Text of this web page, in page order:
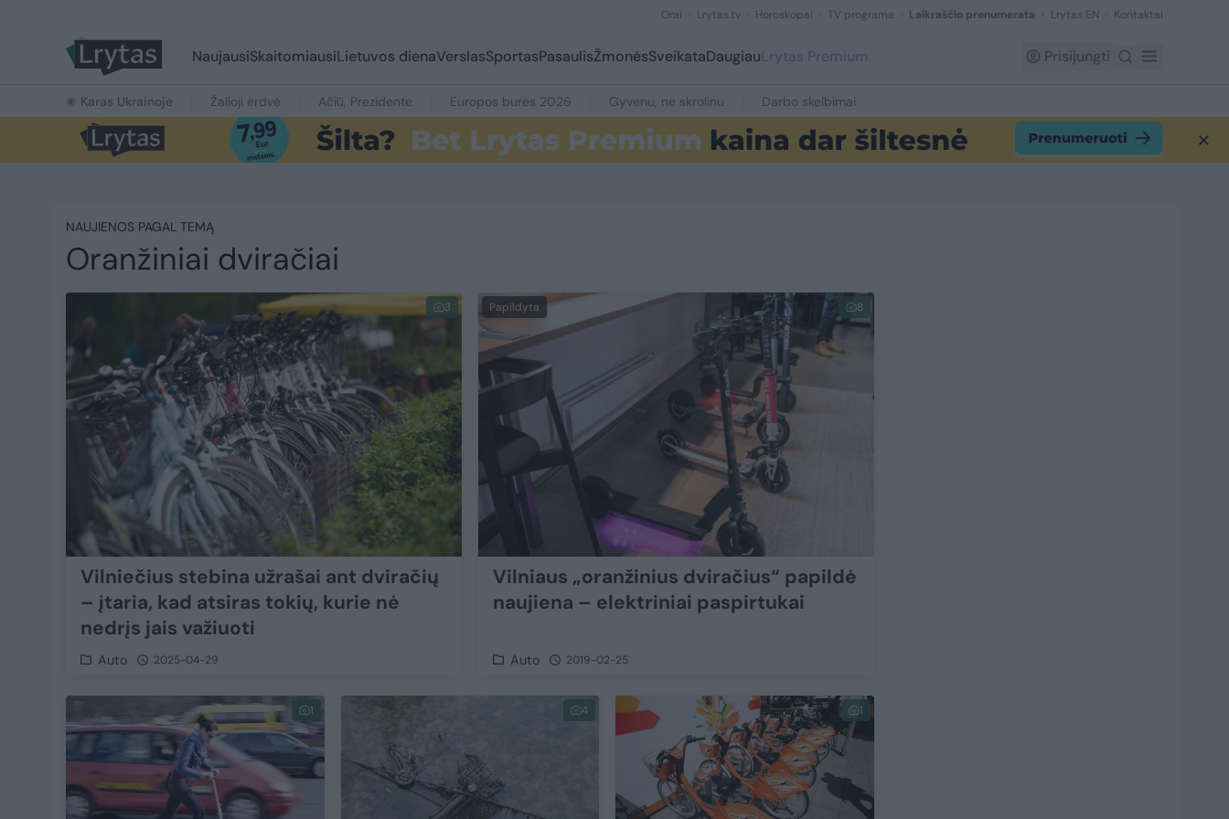
Orai Lrytas.tv Horoskopai TV programa Laikraščio prenumerata Lrytas EN Kontaktai
NaujausiSkaitomiausiLietuvos dienaVerslasSportasPasaulisŽmonėsSveikataDaugiauLrytas Premium Prisijungti
Karas Ukrainoje Žalioji erdvė Ačiū, Prezidente Europos burės 2026 Gyvenu, ne skrolinu Darbo skelbimai
NAUJIENOS PAGAL TEMĄ
Oranžiniai dviračiai
3
Vilniečius stebina užrašai ant dviračių
– įtaria, kad atsiras tokių, kurie nė
nedrįs jais važiuoti
Auto 2025-04-29
Papildyta 8
Vilniaus „oranžinius dviračius“ papildė
naujiena – elektriniai paspirtukai
Auto 2019-02-25
1 4 1